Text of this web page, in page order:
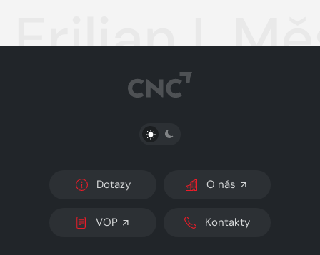
Erilian I.
PŘEPNOUT SVĚTLÝ/TMAVÝ REŽIM
Dotazy O nás
VOP Kontakty